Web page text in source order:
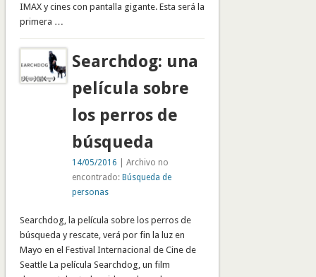
IMAX y cines con pantalla gigante. Esta será la
primera …
Searchdog: una
película sobre
los perros de
búsqueda
14/05/2016 | Archivo no
encontrado: Búsqueda de
personas
Searchdog, la película sobre los perros de
búsqueda y rescate, verá por fin la luz en
Mayo en el Festival Internacional de Cine de
Seattle La película Searchdog, un film